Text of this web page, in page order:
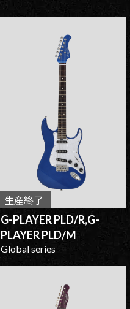
生産終了
G-PLAYER PLD/R,G-
PLAYER PLD/M
Global series